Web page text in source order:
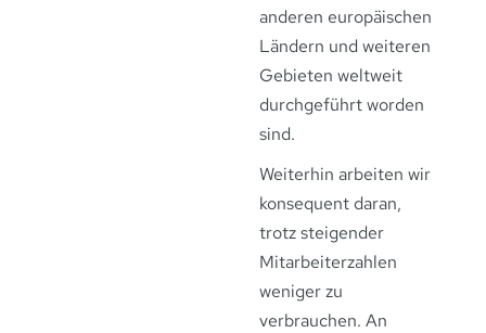
anderen europäischen
Ländern und weiteren
Gebieten weltweit
durchgeführt worden
sind.
Weiterhin arbeiten wir
konsequent daran,
trotz steigender
Mitarbeiterzahlen
weniger zu
verbrauchen. An